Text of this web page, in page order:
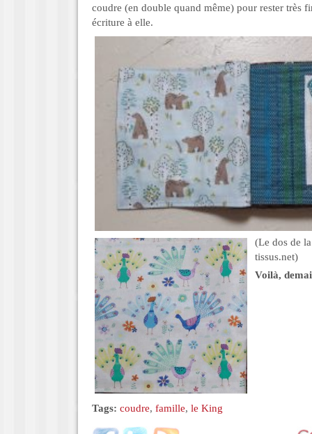
coudre (en double quand même) pour rester très
écriture à elle.
(Le dos de
tissus.net)
Voilà,
Tags: coudre, famille, le King